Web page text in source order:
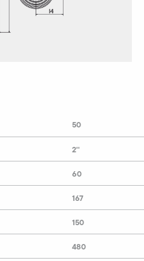
50
2''
60
167
150
480